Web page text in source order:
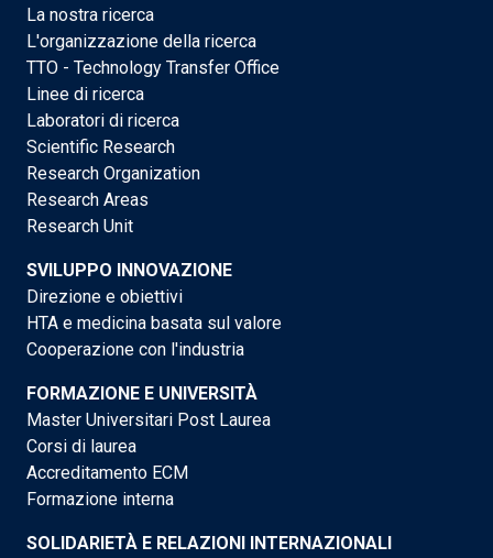
La nostra ricerca
L'organizzazione della ricerca
TTO - Technology Transfer Office
Linee di ricerca
Laboratori di ricerca
Scientific Research
Research Organization
Research Areas
Research Unit
SVILUPPO INNOVAZIONE
Direzione e obiettivi
HTA e medicina basata sul valore
Cooperazione con l'industria
FORMAZIONE E UNIVERSITÀ
Master Universitari Post Laurea
Corsi di laurea
Accreditamento ECM
Formazione interna
SOLIDARIETÀ E RELAZIONI INTERNAZIONALI